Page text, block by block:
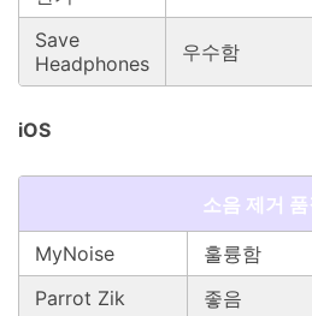
Save
Headphones
우수함
iOS
소음 제거 품
MyNoise 훌륭함
Parrot Zik
좋음